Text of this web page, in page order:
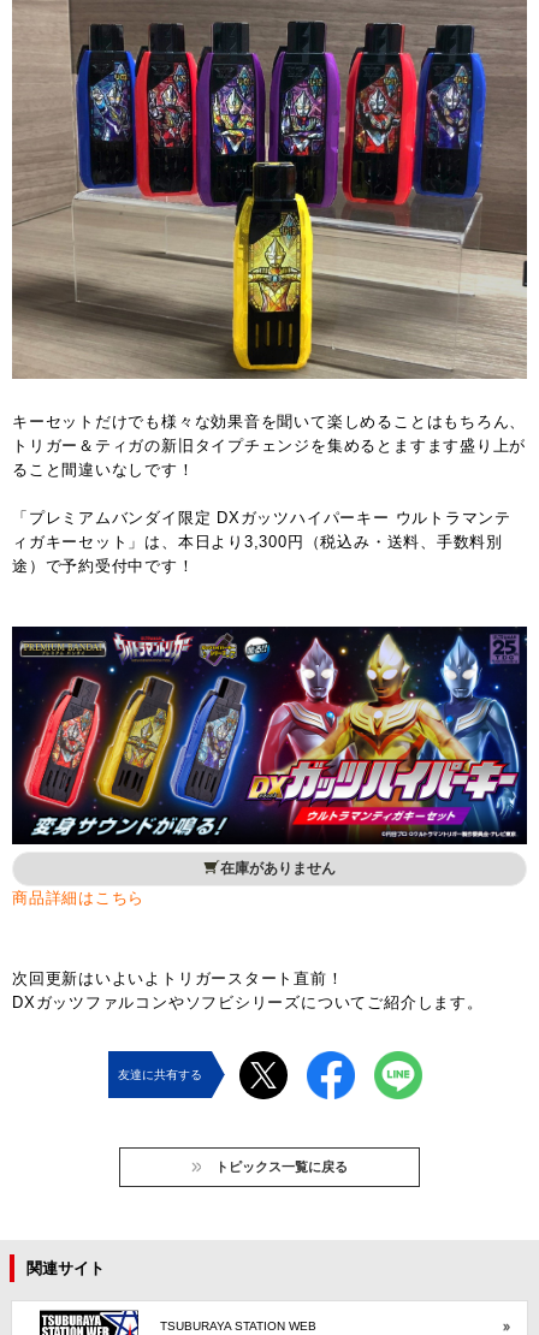
キーセットだけでも様々な効果音を聞いて楽しめることはもちろん、
トリガー＆ティガの新旧タイプチェンジを集めるとますます盛り上が
ること間違いなしです！
「プレミアムバンダイ限定 DXガッツハイパーキー ウルトラマンテ
ィガキーセット」は、本日より3,300円（税込み・送料、手数料別
途）で予約受付中です！
在庫がありません
商品詳細はこちら
次回更新はいよいよトリガースタート直前！
DXガッツファルコンやソフビシリーズについてご紹介します。
友達に共有する
トピックス一覧に戻る
関連サイト
TSUBURAYA STATION WEB